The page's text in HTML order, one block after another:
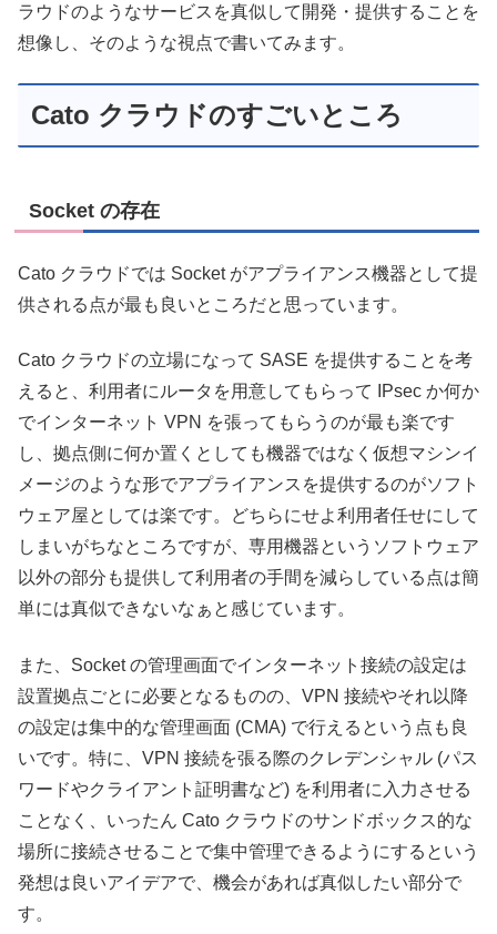
ラウドのようなサービスを真似して開発・提供することを
想像し、そのような視点で書いてみます。
Cato クラウドのすごいところ
Socket の存在
Cato クラウドでは Socket がアプライアンス機器として提
供される点が最も良いところだと思っています。
Cato クラウドの立場になって SASE を提供することを考
えると、利用者にルータを用意してもらって IPsec か何か
でインターネット VPN を張ってもらうのが最も楽です
し、拠点側に何か置くとしても機器ではなく仮想マシンイ
メージのような形でアプライアンスを提供するのがソフト
ウェア屋としては楽です。どちらにせよ利用者任せにして
しまいがちなところですが、専用機器というソフトウェア
以外の部分も提供して利用者の手間を減らしている点は簡
単には真似できないなぁと感じています。
また、Socket の管理画面でインターネット接続の設定は
設置拠点ごとに必要となるものの、VPN 接続やそれ以降
の設定は集中的な管理画面 (CMA) で行えるという点も良
いです。特に、VPN 接続を張る際のクレデンシャル (パス
ワードやクライアント証明書など) を利用者に入力させる
ことなく、いったん Cato クラウドのサンドボックス的な
場所に接続させることで集中管理できるようにするという
発想は良いアイデアで、機会があれば真似したい部分で
す。